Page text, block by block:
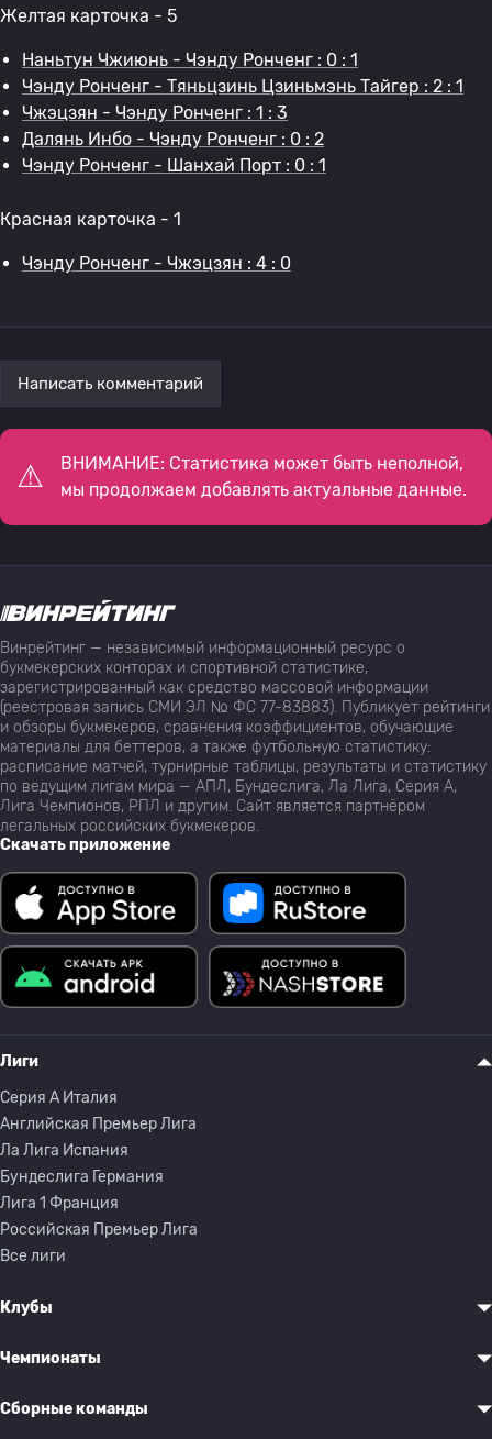
Желтая карточка - 5
Наньтун Чжиюнь - Чэнду Ронченг : 0 : 1
Чэнду Ронченг - Тяньцзинь Цзиньмэнь Тайгер : 2 : 1
Чжэцзян - Чэнду Ронченг : 1 : 3
Далянь Инбо - Чэнду Ронченг : 0 : 2
Чэнду Ронченг - Шанхай Порт : 0 : 1
Красная карточка - 1
Чэнду Ронченг - Чжэцзян : 4 : 0
Написать комментарий
ВНИМАНИЕ: Статистика может быть неполной,
мы продолжаем добавлять актуальные данные.
Винрейтинг — независимый информационный ресурс о
букмекерских конторах и спортивной статистике,
зарегистрированный как средство массовой информации
(реестровая запись СМИ ЭЛ № ФС 77-83883). Публикует рейтинги
и обзоры букмекеров, сравнения коэффициентов, обучающие
материалы для беттеров, а также футбольную статистику:
расписание матчей, турнирные таблицы, результаты и статистику
по ведущим лигам мира — АПЛ, Бундеслига, Ла Лига, Серия А,
Лига Чемпионов, РПЛ и другим. Сайт является партнёром
легальных российских букмекеров.
Скачать приложение
Лиги
Серия A Италия
Английская Премьер Лига
Ла Лига Испания
Бундеслига Германия
Лига 1 Франция
Российская Премьер Лига
Все лиги
Клубы
Чемпионаты
Сборные команды